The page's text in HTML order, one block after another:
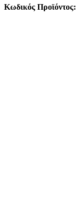
Κωδικός Προϊόντος: